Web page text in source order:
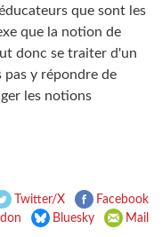
que sont les
que la notion de
donc se traiter d'un
pas y répondre de
les notions
Twitter/X
Facebook
Bluesky Mail